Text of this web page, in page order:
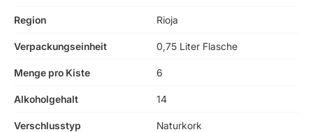
Region Rioja
Verpackungseinheit 0,75 Liter Flasche
Menge pro Kiste 6
Alkoholgehalt 14
Verschlusstyp Naturkork